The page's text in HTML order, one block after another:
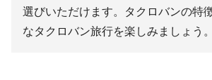
選びいただけます。タクロバンの特
なタクロバン旅行を楽しみましょう。